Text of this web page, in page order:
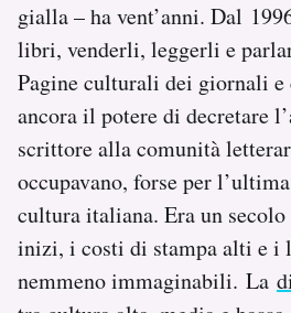
CALENDARIO
AREA PERSONALE
Area Personale
Notifiche mobile
Regala il Post
Hai bisogno di aiuto?
Esci
gialla – ha vent’anni. Dal
libri, venderli, leggerli e
Pagine culturali dei giornali
ancora il potere di decretare
scrittore alla comunità
occupavano, forse per
cultura italiana. Era un
inizi, i costi di stampa alti e
nemmeno immaginabili. La